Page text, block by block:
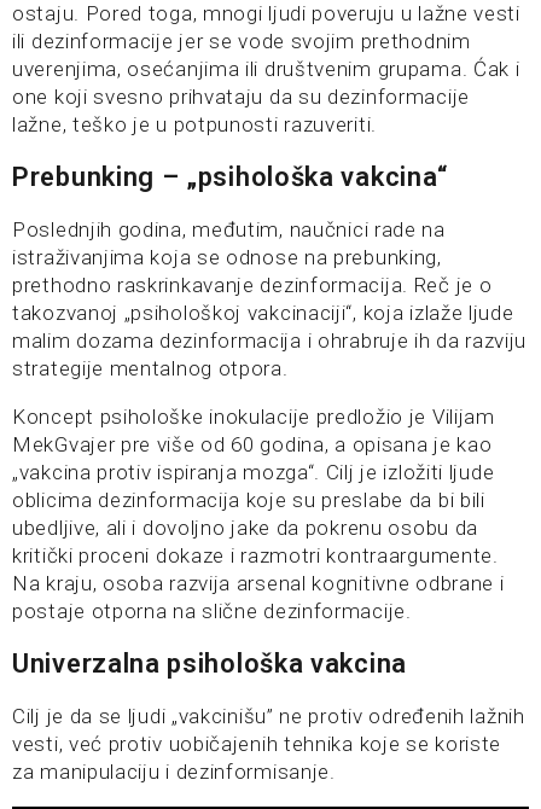
ostaju. Pored toga, mnogi ljudi poveruju u lažne vesti
ili dezinformacije jer se vode svojim prethodnim
uverenjima, osećanjima ili društvenim grupama. Ćak i
one koji svesno prihvataju da su dezinformacije
lažne, teško je u potpunosti razuveriti.
Prebunking – „psihološka vakcina“
Poslednjih godina, međutim, naučnici rade na
istraživanjima koja se odnose na prebunking,
prethodno raskrinkavanje dezinformacija. Reč je o
takozvanoj „psihološkoj vakcinaciji“, koja izlaže ljude
malim dozama dezinformacija i ohrabruje ih da razviju
strategije mentalnog otpora.
Koncept psihološke inokulacije predložio je Vilijam
MekGvajer pre više od 60 godina, a opisana je kao
„vakcina protiv ispiranja mozga“. Cilj je izložiti ljude
oblicima dezinformacija koje su preslabe da bi bili
ubedljive, ali i dovoljno jake da pokrenu osobu da
kritički proceni dokaze i razmotri kontraargumente.
Na kraju, osoba razvija arsenal kognitivne odbrane i
postaje otporna na slične dezinformacije.
Univerzalna psihološka vakcina
Cilj je da se ljudi „vakcinišu” ne protiv određenih lažnih
vesti, već protiv uobičajenih tehnika koje se koriste
za manipulaciju i dezinformisanje.